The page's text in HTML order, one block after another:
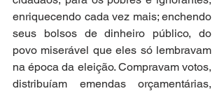
enriquecendo cada vez mais; enchendo
seus bolsos de dinheiro público, do
povo miserável que eles só lembravam
na época da eleição. Compravam votos,
distribuíam emendas orçamentárias,